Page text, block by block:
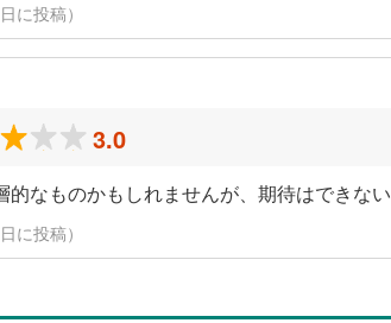
に投稿）
3.0
なものかもしれませんが、期待はできない
に投稿）